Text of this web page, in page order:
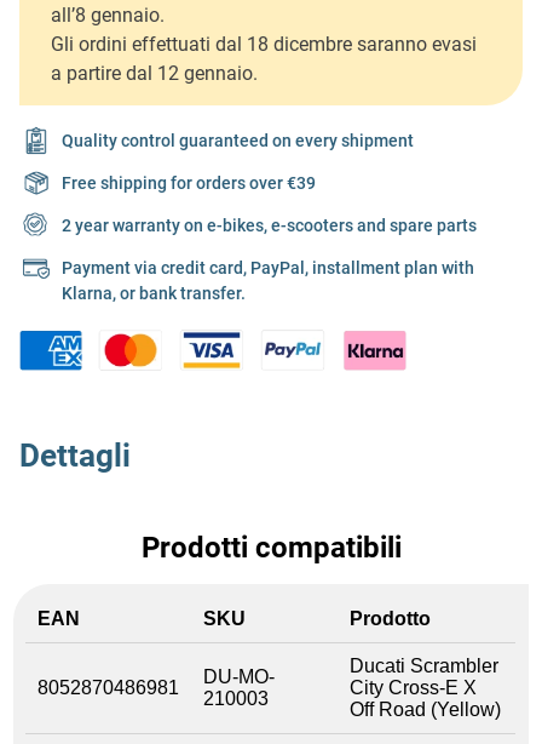
all’8 gennaio.
Gli ordini effettuati dal 18 dicembre saranno evasi
a partire dal 12 gennaio.
Quality control guaranteed on every shipment
Free shipping for orders over €39
2 year warranty on e-bikes, e-scooters and spare parts
Payment via credit card, PayPal, installment plan with
Klarna, or bank transfer.
Dettagli
Prodotti compatibili
EAN SKU Prodotto
8052870486981
DU-MO-
210003
Ducati Scrambler
City Cross-E X
Off Road (Yellow)